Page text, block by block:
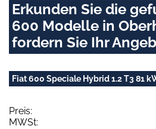
Erkunden Sie die
600 Modelle in
fordern Sie Ihr
Fiat 600 Speciale Hybrid 1.2 T3 81
Preis:
MWSt: